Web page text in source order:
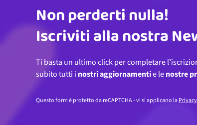
Indirizzo email
Non perderti nulla!
Iscriviti alla nostra
Ti basta un ultimo click per completare
subito tutti i nostri aggiornamentie lenostre
Questo form è protetto da reCAPTCHA - vi si applicano la